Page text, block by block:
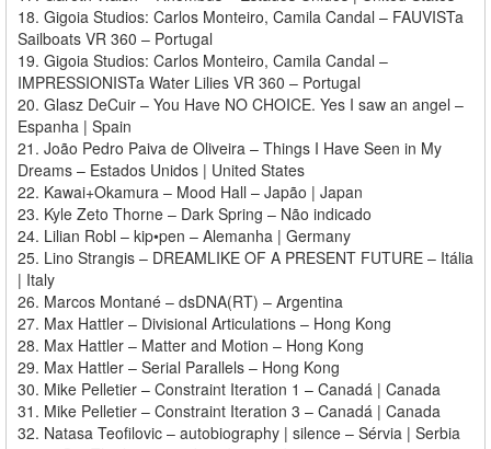
18. Gigoia Studios: Carlos Monteiro, Camila Candal – FAUVISTa
Sailboats VR 360 – Portugal
19. Gigoia Studios: Carlos Monteiro, Camila Candal –
IMPRESSIONISTa Water Lilies VR 360 – Portugal
20. Glasz DeCuir – You Have NO CHOICE. Yes I saw an angel –
Espanha | Spain
21. João Pedro Paiva de Oliveira – Things I Have Seen in My
Dreams – Estados Unidos | United States
22. Kawai+Okamura – Mood Hall – Japão | Japan
23. Kyle Zeto Thorne – Dark Spring – Não indicado
24. Lilian Robl – kip•pen – Alemanha | Germany
25. Lino Strangis – DREAMLIKE OF A PRESENT FUTURE – Itália
| Italy
26. Marcos Montané – dsDNA(RT) – Argentina
27. Max Hattler – Divisional Articulations – Hong Kong
28. Max Hattler – Matter and Motion – Hong Kong
29. Max Hattler – Serial Parallels – Hong Kong
30. Mike Pelletier – Constraint Iteration 1 – Canadá | Canada
31. Mike Pelletier – Constraint Iteration 3 – Canadá | Canada
32. Natasa Teofilovic – autobiography | silence – Sérvia | Serbia